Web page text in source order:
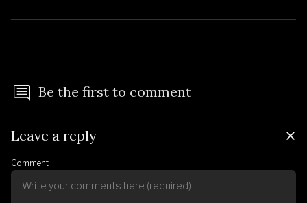
Be the first to comment
Leave a reply
Comment